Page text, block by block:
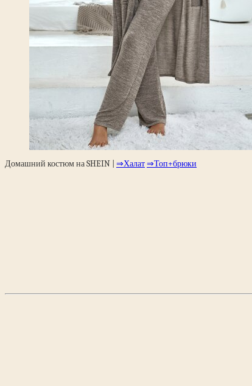
Домашний костюм на SHEIN | ⇒Халат⇒Топ+брюки